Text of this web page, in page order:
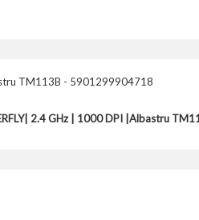
TM113B - 5901299904718
2.4 GHz | 1000 DPI |Albastru